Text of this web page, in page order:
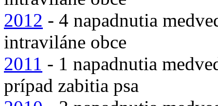
2012 - 4 napadnutia
intraviláne obce
2011 - 1 napadnutia
prípad zabitia psa